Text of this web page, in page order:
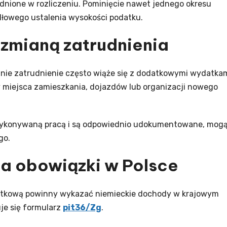
w rozliczeniu. Pominięcie nawet jednego okresu
ustalenia wysokości podatku.
zatrudnienia
zatrudnienie często wiąże się z dodatkowymi
zamieszkania, dojazdów lub organizacji nowego
pracą i są odpowiednio udokumentowane,
obowiązki w Polsce
powinny wykazać niemieckie dochody w krajowym
się formularz pit36/Zg.